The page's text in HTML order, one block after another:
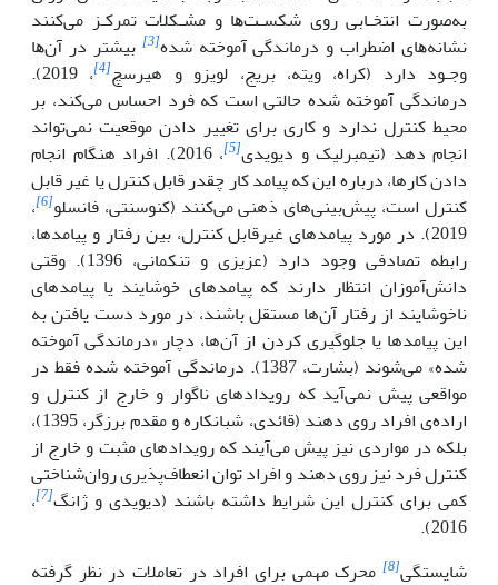
ﺑﻪ‌ﺻﻮرت اﻧﺘﺨـﺎﺑﯽ روی ﺷﮑﺴـﺖﻫﺎ و ﻣﺸـﮑﻼت ﺗﻤﺮﮐـﺰ ﻣﯽﮐﻨﻨﺪ
ﻧﺸﺎﻧﻪﻫﺎی اﺿﻄﺮاب و درماندگی آموخته شده[3]
ﺑﯿﺸﺘﺮ در آنﻫﺎ
وﺟـﻮد دارد (کراه، ویته، بریج، لویزو و هیرسچ[4]
، 2019).
درماندگی آموخته شده حالتی است که فرد احساس می‌کند، بر
محیط کنترل ندارد و کاری برای تغییر دادن موقعیت نمی‌تواند
انجام دهد (تیمبرلیک و دیویدی[5]
، 2016). افراد هنگام انجام
دادن کارها، درباره این که پیامد کار چقدر قابل کنترل یا غیر قابل
کنترل است، پیش‌بینی‌های ذهنی می‌کنند (کنوسنتی، فانسلو[6] ،
2019). در مورد پیامدهای غیر‌قابل کنترل، بین رفتار و پیامدها،
رابطه تصادفی وجود دارد (عزیزی و تنکمانی، 1396). وقتی
دانش‌آموزان انتظار دارند که پیامدهای خوشایند یا پیامدهای
ناخوشایند از رفتار آن‌ها مستقل باشند، در مورد دست یافتن به
این پیامدها یا جلوگیری کردن از آن‌ها، دچار «درماندگی آموخته
شده» می‌شوند (بشارت، 1387). درماندگی آموخته شده فقط در
مواقعی پیش نمی‌آید که رویدادهای ناگوار و خارج از کنترل و
اراده‌ی افراد روی ‌دهند (قائدی، شبانکاره و مقدم برزگر، 1395)،
بلکه در مواردی نیز پیش می‌آیند که رویدادهای مثبت و خارج از
کنترل فرد نیز روی ‌دهند و افراد توان انعطاف‌پذیری روان‌شناختی
کمی برای کنترل این شرایط داشته باشند (دیویدی و ژانگ[7] ،
2016).
شایستگی[8]
محرک مهمی برای افراد در تعاملات در نظر گرفته